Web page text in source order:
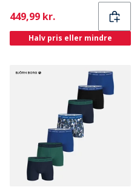
Current
449,99 kr.
Halv pris eller mindre